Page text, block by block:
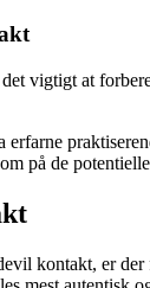
vigtigt at
erfarne
på de
kontakt, er